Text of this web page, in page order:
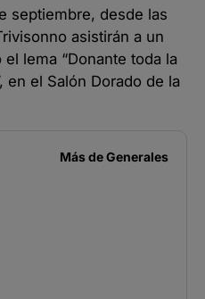
septiembre, desde las
asistirán a un
lema “Donante toda la
en el Salón Dorado de la
Más deGenerales